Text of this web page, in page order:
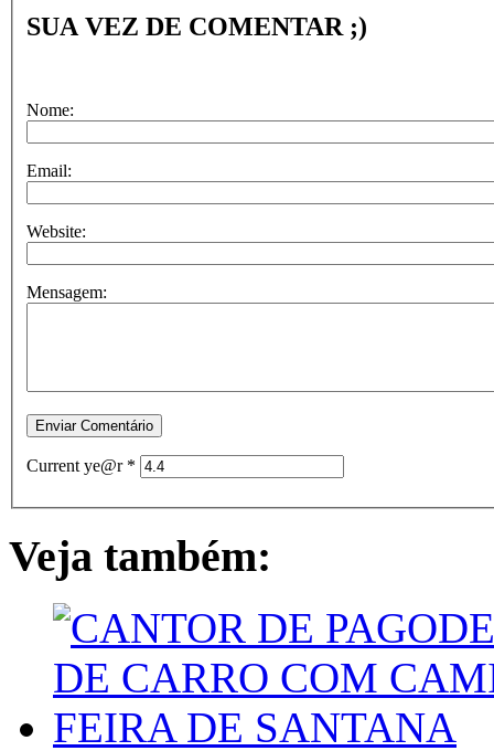
SUA VEZ DE COMENTAR ;)
Nome:
Email:
Website:
Mensagem:
Current ye@r *
Veja também: